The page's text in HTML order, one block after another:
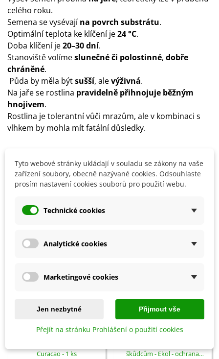
celého roku.
Semena se vysévajína povrch substrátu.
Optimální teplota ke klíčení je24 °C.
Doba klíčení je20–30 dní.
Stanoviště volímeslunečné či polostinné, dobře
chráněné.
Půda by měla býtsušší, alevýživná.
Na jaře se rostlina pravidelně přihnojuje běžným
hnojivem.
Rostlina je tolerantní vůči mrazům, ale v kombinaci s
vlhkem by mohla mít fatální důsledky.
Detaily produktu
Přidat do košíku
Curacao - 1 ks
Přidat do košíku
škůdcům - Ekol - ochrana
Tyto webové stránky ukládají v souladu se zákony na vaše
zařízení soubory, obecně nazývané cookies. Odsouhlaste
prosím nastavení cookies souborů pro použití webu.
Technické cookies
Analytické cookies
Marketingové cookies
Jen nezbytné Přijmout vše
Přejít na stránku Prohlášení o použití cookies